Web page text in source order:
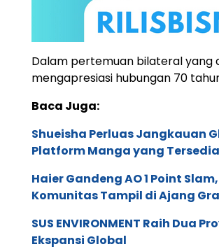
Dalam pertemuan bilateral yang
mengapresiasi hubungan 70
Baca Juga:
Shueisha Perluas Jangkauan
Platform Manga yang
Haier Gandeng AO 1 Point
Komunitas Tampil di Ajang
SUS ENVIRONMENT Raih Dua
Ekspansi Global